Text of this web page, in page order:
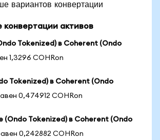
вариантов конвертации
конвертации активов
Tokenized) в Coherent (Ondo
1,3296 COHRon
Tokenized) в Coherent (Ondo
0,474912 COHRon
(Ondo Tokenized) в Coherent (Ondo
0,242882 COHRon